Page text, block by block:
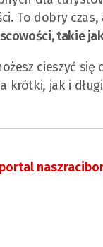
To dobry czas,
takie
cieszyć
krótki, jak i